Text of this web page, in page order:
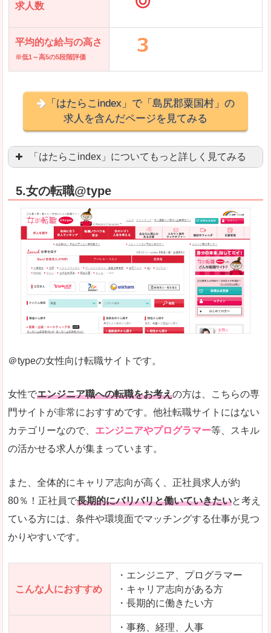
求人数
平均的な給与の高さ
※低1～高5の5段階評価
「はたらこindex」で「島尻郡粟国村」の
求人を含んだページを見てみる
「はたらこindex」についてもっと詳しく見てみる
良いところ
求人が毎時更新されます！（他社求人サイトは週
希望職種の平均時給が瞬時にわかります。アルバ
求人数が多すぎて、逆に絞り込みに悩んだり、迷
雇用形態にもよりますが、給与額に幅があります。
詳しい説明
希望する職種の平均時給がすぐにわかるので、給
また、他社転職サイトにはない日払いや週払いと
新着案件が続々とアップされるので、転職を急い
人気度
また、上戸彩さんのCMでおなじみなこともあり
使いやすさ
全体的にオレンジ色のトーンで、見ていても疲れ
「はたらこindex」で「島尻郡粟国村」の
求人を含んだページを見てみる
5.女の転職@type
＠typeの女性向け転職サイトです。
女性でエンジニア職への転職をお考えの方は、こちらの専
門サイトが非常におすすめです。他社転職サイトにはない
カテゴリーなので、 エンジニアやプログラマー等、スキル
の活かせる求人が集まっています。
また、全体的にキャリア志向が高く、正社員求人が約
80％！正社員で長期的にバリバリと働いていきたいと考え
ている方には、条件や環境面でマッチングする仕事が見つ
かりやすいです。
こんな人におすすめ
・エンジニア、プログラマー
・キャリア志向がある方
・長期的に働きたい方
・事務、経理、人事